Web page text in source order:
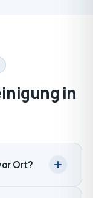
in
Ort?